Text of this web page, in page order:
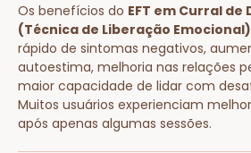
Os benefícios do EFT em Curral de
(Técnica de Liberação Emocional)
rápido de sintomas negativos,
autoestima, melhoria nas relações
maior capacidade de lidar com
Muitos usuários experienciam
após apenas algumas sessões.